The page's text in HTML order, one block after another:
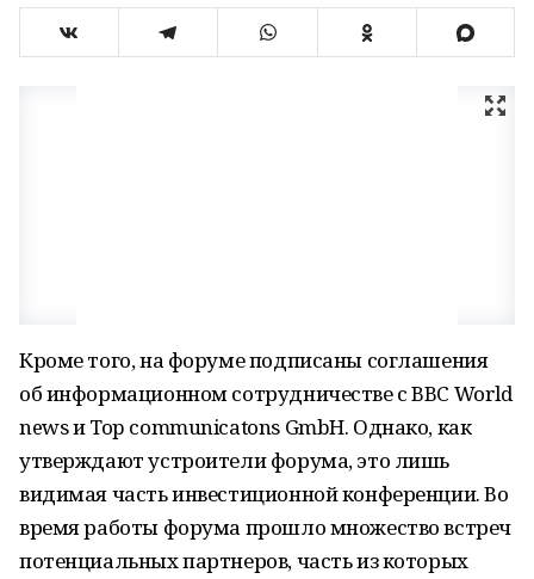
Кроме того, на форуме подписаны соглашения
об информационном сотрудничестве с BBC World
news и Top communicatons GmbH. Однако, как
утверждают устроители форума, это лишь
видимая часть инвестиционной конференции. Во
время работы форума прошло множество встреч
потенциальных партнеров, часть из которых